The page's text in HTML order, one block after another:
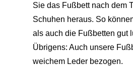
Sie das Fußbett nach dem
Schuhen heraus. So
als auch die Fußbetten gut
Übrigens: Auch unsere
weichem Leder bezogen.